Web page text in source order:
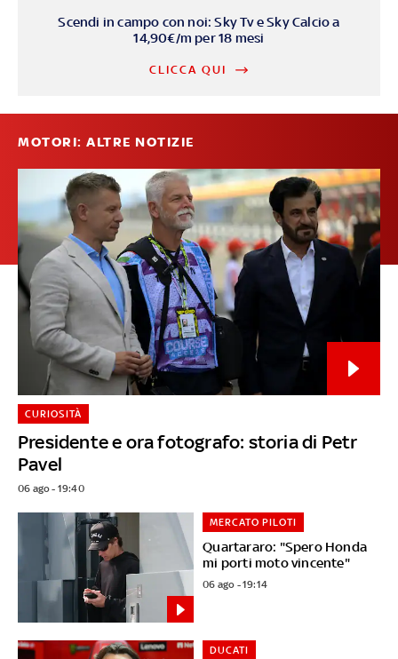
Scendi in campo con noi: Sky Tv e Sky Calcio a
14,90€/m per 18 mesi
CLICCA QUI
MOTORI: ALTRE NOTIZIE
Presidente e ora fotografo: storia di Petr
Pavel
CURIOSITÀ
06 ago - 19:40
Quartararo: "Spero Honda
mi porti moto vincente"
MERCATO PILOTI
06 ago - 19:14
DUCATI